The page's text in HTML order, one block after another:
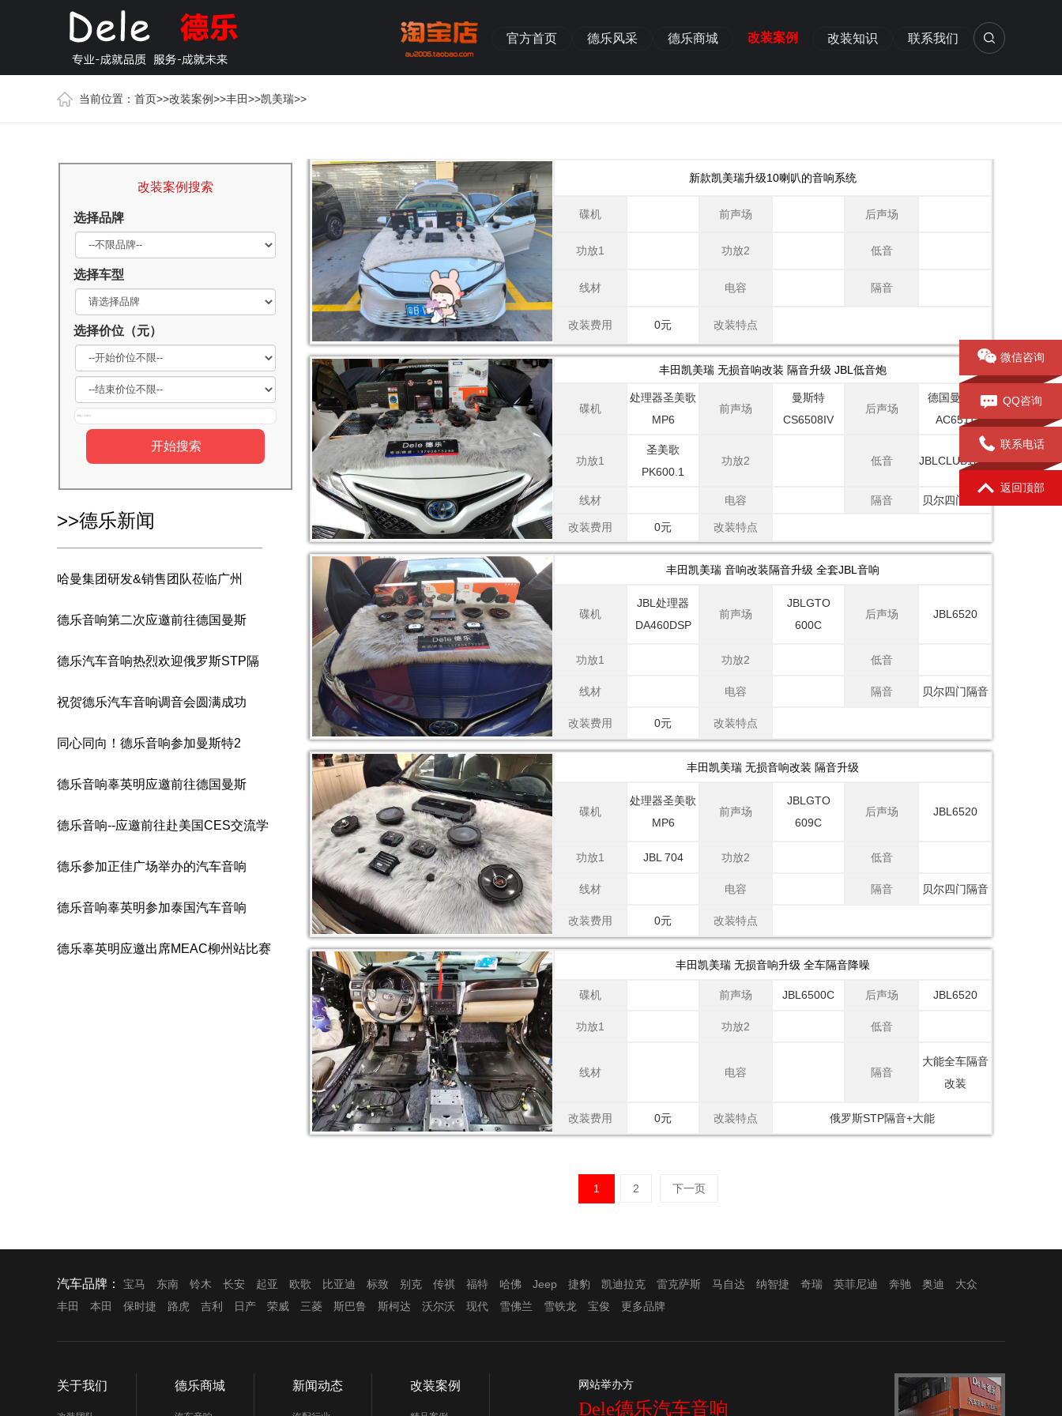
官方首页 德乐风采 德乐商城 改装案例 改装知识 联系我们
当前位置： 首页>>改装案例>>丰田>>凯美瑞>>
改装案例搜索
选择品牌
选择车型
选择价位（元）
>>德乐新闻
哈曼集团研发&销售团队莅临广州
德乐音响第二次应邀前往德国曼斯
德乐汽车音响热烈欢迎俄罗斯STP隔
祝贺德乐汽车音响调音会圆满成功
同心同向！德乐音响参加曼斯特2
德乐音响辜英明应邀前往德国曼斯
德乐音响--应邀前往赴美国CES交流学
德乐参加正佳广场举办的汽车音响
德乐音响辜英明参加泰国汽车音响
德乐辜英明应邀出席MEAC柳州站比赛
新款凯美瑞升级10喇叭的音响系统
碟机 前声场 后声场
功放1 功放2 低音
线材 电容 隔音
改装费用 0元 改装特点
丰田凯美瑞 无损音响改装 隔音升级 JBL低音炮
碟机
处理器圣美歌
MP6
前声场
曼斯特
CS6508IV
后声场
德国曼斯特
AC6511
功放1
圣美歌
PK600.1
功放2 低音 JBLCLUB1024
线材 电容 隔音 贝尔四门隔音
改装费用 0元 改装特点
丰田凯美瑞 音响改装隔音升级 全套JBL音响
碟机
JBL处理器
DA460DSP
前声场
JBLGTO
600C
后声场 JBL6520
功放1 功放2 低音
线材 电容 隔音 贝尔四门隔音
改装费用 0元 改装特点
丰田凯美瑞 无损音响改装 隔音升级
碟机
处理器圣美歌
MP6
前声场
JBLGTO
609C
后声场 JBL6520
功放1 JBL 704 功放2 低音
线材 电容 隔音 贝尔四门隔音
改装费用 0元 改装特点
丰田凯美瑞 无损音响升级 全车隔音降噪
碟机 前声场 JBL6500C 后声场 JBL6520
功放1 功放2 低音
线材 电容 隔音
大能全车隔音
改装
改装费用 0元 改装特点 俄罗斯STP隔音+大能
1 2 下一页
汽车品牌： 宝马 东南 铃木 长安 起亚 欧歌 比亚迪 标致 别克 传祺 福特 哈佛 Jeep 捷豹 凯迪拉克 雷克萨斯 马自达 纳智捷 奇瑞 英菲尼迪 奔驰 奥迪
大众
丰田
本田 保时捷 路虎 吉利 日产 荣威 三菱 斯巴鲁 斯柯达 沃尔沃 现代 雪佛兰 雪铁龙 宝俊 更多品牌
关于我们 德乐商城 新闻动态 改装案例 网站举办方
Dele德乐汽车音响
微信咨询
QQ咨询
联系电话
返回顶部